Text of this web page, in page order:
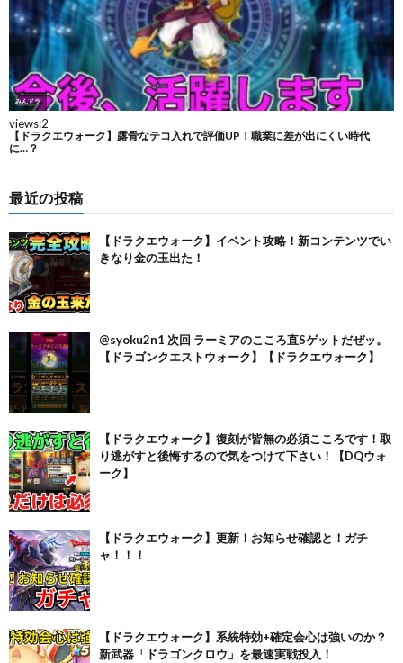
最近の投稿
【ドラクエウォーク】イベント攻略！新コンテンツでい
きなり金の玉出た！
@syoku2n1 次回 ラーミアのこころ直Sゲットだぜッ。
【ドラゴンクエストウォーク】【ドラクエウォーク】
【ドラクエウォーク】復刻が皆無の必須こころです！取
り逃がすと後悔するので気をつけて下さい！【DQウォ
ーク】
【ドラクエウォーク】更新！お知らせ確認と！ガチ
ャ！！！
【ドラクエウォーク】系統特効+確定会心は強いのか？
新武器「ドラゴンクロウ」を最速実戦投入！